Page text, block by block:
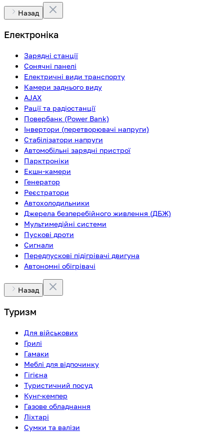
Назад
Електроніка
Зарядні станції
Сонячні панелі
Електричні види транспорту
Камери заднього виду
AJAX
Рації та радіостанції
Повербанк (Power Bank)
Інвертори (перетворювачі напруги)
Стабілізатори напруги
Автомобільні зарядні пристрої
Парктроніки
Екшн-камери
Генератор
Реєстратори
Автохолодильники
Джерела безперебійного живлення (ДБЖ)
Мультимедійні системи
Пускові дроти
Сигнали
Передпускові підігрівачі двигуна
Автономні обігрівачі
Назад
Туризм
Для військових
Грилі
Гамаки
Меблі для відпочинку
Гігієна
Туристичний посуд
Кунг-кемпер
Газове обладнання
Ліхтарі
Сумки та валізи